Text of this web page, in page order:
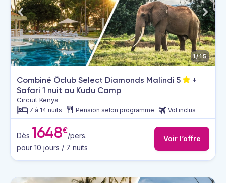
1/15
Combiné Ôclub Select Diamonds Malindi 5
+
Safari 1 nuit au Kudu Camp
Circuit Kenya
7 à 14 nuits Pension selon programme Vol inclus
Dès 1648€/pers.
pour 10 jours / 7 nuits
Voir l’offre